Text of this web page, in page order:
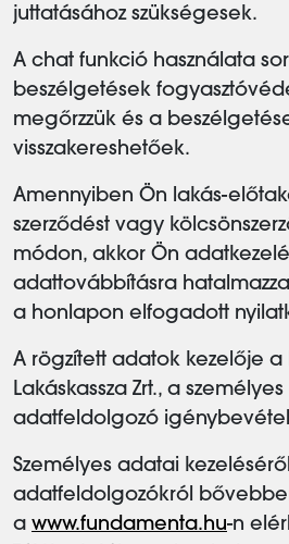
juttatásához szükségesek.
A chat funkció használata
beszélgetések
megőrzzük és a
visszakereshetőek.
Amennyiben Ön lakás-
szerződést vagy
módon, akkor Ön
adattovábbításra
a honlapon elfogadott
A rögzített adatok kezelője a
Lakáskassza Zrt., a
adatfeldolgozó
Személyes adatai
adatfeldolgozókról
a www.fundamenta.hu-n